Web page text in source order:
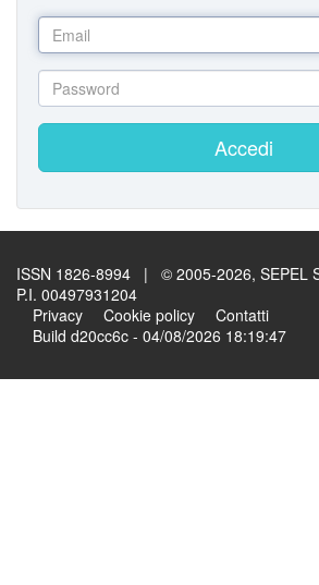
Accedi
ISSN 1826-8994 | © 2005-2026, SEPEL
P.I. 00497931204
Privacy
Cookie policy
Contatti
Build d20cc6c - 04/08/2026 18:19:47